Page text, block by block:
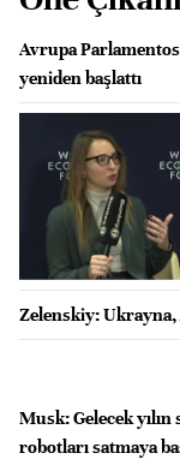
Avrupa
yeniden başlattı
Zelenskiy: Ukrayna,
Musk: Gelecek yılın
robotları satmaya